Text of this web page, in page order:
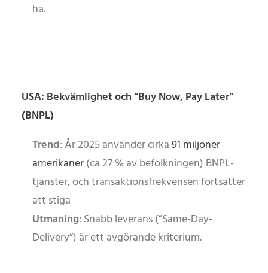
ha.
USA: Bekvämlighet och ”Buy Now, Pay Later”
(BNPL)
Trend: År 2025 använder cirka91 miljoner
amerikaner(ca 27 % av befolkningen) BNPL-
tjänster, och transaktionsfrekvensen fortsätter
att stiga
Utmaning: Snabb leverans (”Same-Day-
Delivery”) är ett avgörande kriterium.